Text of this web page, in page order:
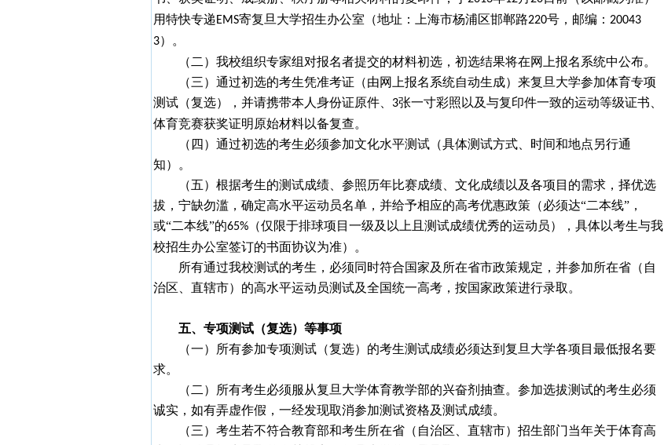
用特快专递EMS寄复旦大学招生办公室（地址：上海市杨浦区邯郸路220号，邮编： 20043
3）。
（二）我校组织专家组对报名者提交的材料初选，初选结果将在网上报名系统中公布。
（三）通过初选的考生凭准考证（由网上报名系统自动生成）来复旦大学参加体育专项
测试（复选），并请携带本人身份证原件、
3张一寸彩照以及与复印件一致的运动等级证书、
体育竞赛获奖证明原始材料以备复查。
（四）通过初选的考生必须参加文化水平测试（具体测试方式、时间和地点另行通
知）。
（五）根据考生的测试成绩、参照历年比赛成绩、文化成绩以及各项目的需求，择优选
拔，宁缺勿滥，确定高水平运动员名单，并给予相应的高考优惠政策（必须达“二本线”，
或“二本线”的65%（仅限于排球项目一级及以上且测试成绩优秀的运动员），具体以考生与我
校招生办公室签订的书面协议为准）。
所有通过我校测试的考生，必须同时符合国家及所在省市政策规定，并参加所在省（自
治区、直辖市）的高水平运动员测试及全国统一高考，按国家政策进行录取。
五、专项测试（复选）等事项
（一）所有参加专项测试（复选）的考生测试成绩必须达到复旦大学各项目最低报名要
求。
（二）所有考生必须服从复旦大学体育教学部的兴奋剂抽查。参加选拔测试的考生必须
诚实，如有弄虚作假，一经发现取消参加测试资格及测试成绩。
（三）考生若不符合教育部和考生所在省（自治区、直辖市）招生部门当年关于体育高